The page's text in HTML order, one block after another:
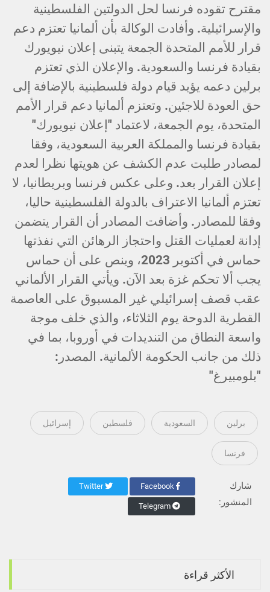
مقترح تقوده فرنسا لحل الدولتين الفلسطينية
والإسرائيلية. وأفادت الوكالة بأن ألمانيا تعتزم دعم
قرار للأمم المتحدة الجمعة يتبنى إعلان نيويورك
بقيادة فرنسا والسعودية. والإعلان الذي تعتزم
برلين دعمه يؤيد قيام دولة فلسطينية بالإضافة إلى
حق العودة للاجئين. وتعتزم ألمانيا دعم قرار الأمم
المتحدة، يوم الجمعة، لاعتماد "إعلان نيويورك"
بقيادة فرنسا والمملكة العربية السعودية، وفقا
لمصادر طلبت عدم الكشف عن هويتها نظرا لعدم
إعلان القرار بعد. وعلى عكس فرنسا وبريطانيا، لا
تعتزم ألمانيا الاعتراف بالدولة الفلسطينية حاليا،
وفقا للمصادر. وأضافت المصادر أن القرار يتضمن
إدانة لعمليات القتل واحتجاز الرهائن التي نفذتها
حماس في أكتوبر 2023، وينص على أن حماس
يجب ألا تحكم غزة بعد الآن. ويأتي القرار الألماني
عقب قصف إسرائيلي غير المسبوق على العاصمة
القطرية الدوحة يوم الثلاثاء، والذي خلف موجة
واسعة النطاق من التنديدات في أوروبا، بما في
ذلك من جانب الحكومة الألمانية. المصدر:
"بلومبيرغ"
برلين السعودية فلسطين إسرائيل
فرنسا
شارك
المنشور:
Facebook
Twitter
Telegram
الأكثر قراءة